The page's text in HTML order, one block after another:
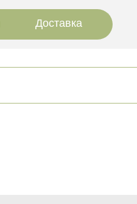
Доставка